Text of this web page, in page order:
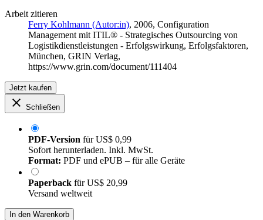
Arbeit zitieren
Ferry Kohlmann (Autor:in), 2006, Configuration
Management mit ITIL® - Strategisches Outsourcing von
Logistikdienstleistungen - Erfolgswirkung, Erfolgsfaktoren,
München, GRIN Verlag,
https://www.grin.com/document/111404
Jetzt kaufen
Schließen
PDF-Version fürUS$ 0,99
Sofort herunterladen. Inkl. MwSt.
Format: PDF und ePUB – für alle Geräte
Paperback fürUS$ 20,99
Versand weltweit
In den Warenkorb